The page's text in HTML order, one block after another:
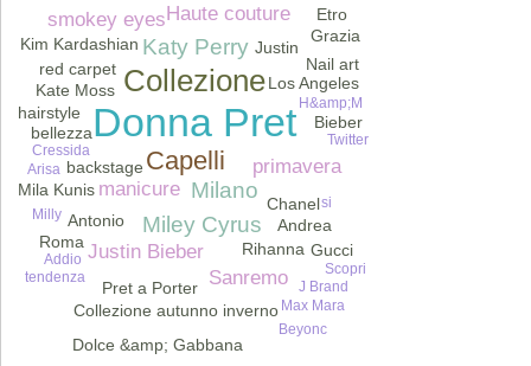
Donna Pret
Collezione
Capelli
Milano
Katy Perry
Miley Cyrus
Haute couture
manicure
primavera
Justin Bieber
Sanremo
smokey eyes
backstage
Kim Kardashian
red carpet
Justin
Pret a Porter
Los Angeles
Antonio
bellezza
Chanel
Collezione autunno inverno
Rihanna
Dolce &amp; Gabbana
hairstyle
Mila Kunis
Nail art
Andrea
Bieber
Etro
Grazia
Gucci
Kate Moss
Roma
Max Mara
Scopri
si
tendenza
Twitter
Arisa
Beyonc
Cressida
H&amp;M
J Brand
Milly
Addio